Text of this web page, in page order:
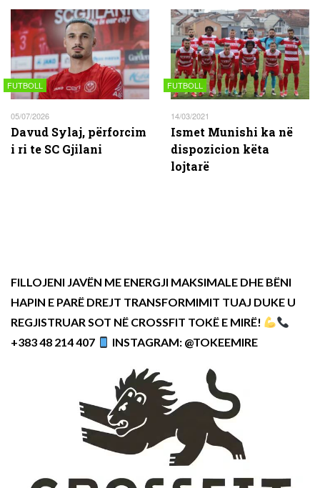
FUTBOLL
05/07/2026
Davud Sylaj, përforcim
i ri te SC Gjilani
FUTBOLL
14/03/2021
Ismet Munishi ka në
dispozicion këta
lojtarë
FILLOJENI JAVËN ME ENERGJI MAKSIMALE DHE BËNI
HAPIN E PARË DREJT TRANSFORMIMIT TUAJ DUKE U
REGJISTRUAR SOT NË CROSSFIT TOKË E MIRË!
+383 48 214 407
INSTAGRAM: @TOKEEMIRE